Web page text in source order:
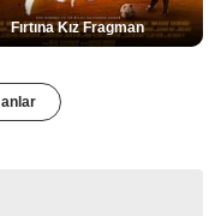
Fırtına Kız Fragman